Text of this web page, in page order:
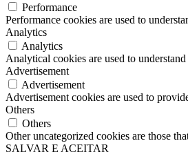
Performance
Performance cookies are used to
Analytics
Analytics
Analytical cookies are used to
Advertisement
Advertisement
Advertisement cookies are used to
Others
Others
Other uncategorized cookies are those
SALVAR E ACEITAR